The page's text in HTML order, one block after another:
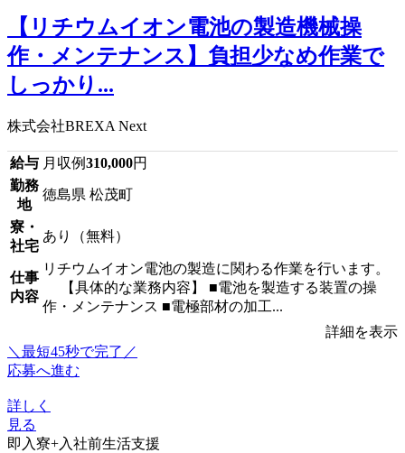
【リチウムイオン電池の製造機械操
作・メンテナンス】負担少なめ作業で
しっかり...
株式会社BREXA Next
給与 月収例310,000円
勤務
地
徳島県 松茂町
寮・
社宅
あり（無料）
仕事
内容
リチウムイオン電池の製造に関わる作業を行います。
【具体的な業務内容】 ■電池を製造する装置の操
作・メンテナンス ■電極部材の加工...
詳細を表示
＼最短45秒で完了／
応募へ進む
詳しく
見る
即入寮+入社前生活支援